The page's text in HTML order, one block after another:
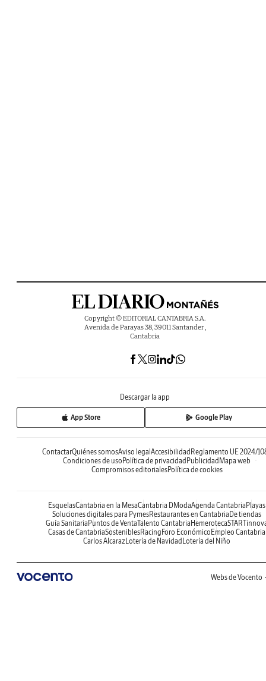
Copyright © EDITORIAL CANTABRIA S.A.
Avenida de Parayas 38, 39011 Santander ,
Cantabria
Descargar la app
App Store Google Play
ContactarQuiénes somosAviso legalAccesibilidadReglamento UE 2024/
Condiciones de usoPolítica de privacidadPublicidadMapa web
Compromisos editorialesPolítica de cookies
EsquelasCantabria en la MesaCantabria DModaAgenda CantabriaPlayas
Soluciones digitales para PymesRestaurantes en CantabriaDe tiendas
Guía SanitariaPuntos de VentaTalento CantabriaHemeroteca
Casas de CantabriaSosteniblesRacingForo EconómicoEmpleo Cantabria
Carlos AlcarazLotería de NavidadLotería del Niño
Webs de Vocento